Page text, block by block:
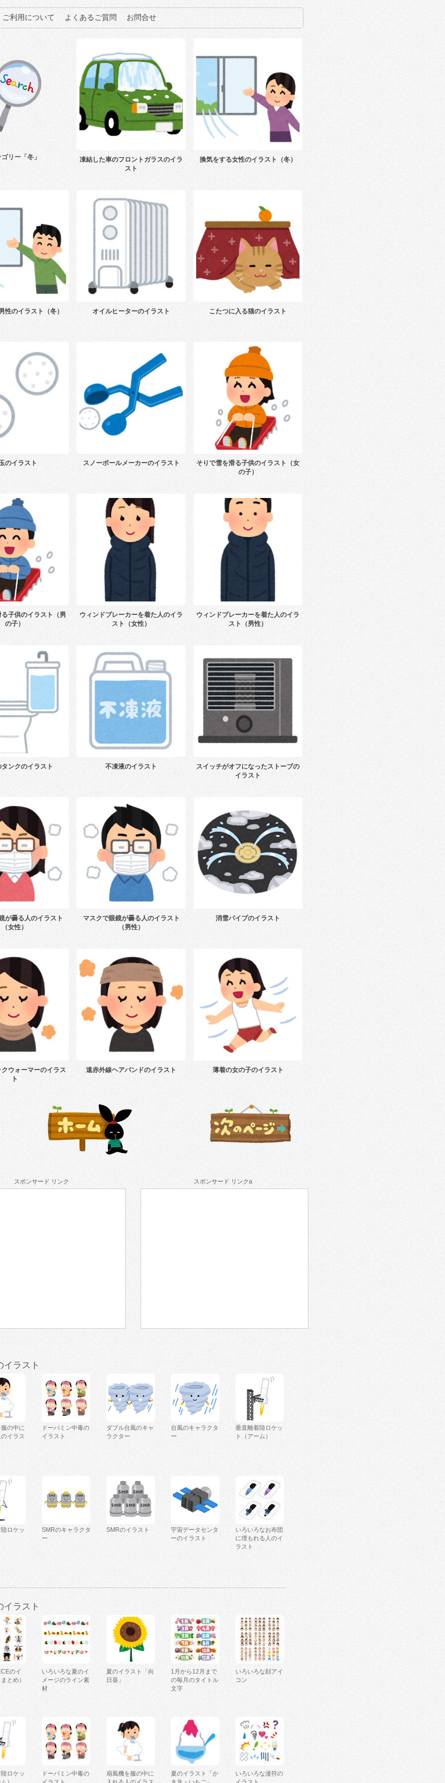
ご利用について よくあるご質問 お問合せ
リー「冬」
凍結した車のフロントガラスのイラ
スト
換気をする女性のイラスト（冬）
性のイラスト（冬） オイルヒーターのイラスト こたつに入る猫のイラスト
のイラスト スノーボールメーカーのイラスト
そりで雪を滑る子供のイラスト（女
の子）
子供のイラスト（男
の子）
ウィンドブレーカーを着た人のイラ
スト（女性）
ウィンドブレーカーを着た人のイラ
スト（男性）
ンクのイラスト 不凍液のイラスト
スイッチがオフになったストーブの
イラスト
が曇る人のイラスト
（女性）
マスクで眼鏡が曇る人のイラスト
（男性）
消雪パイプのイラスト
ウォーマーのイラス
ト
遠赤外線ヘアバンドのイラスト 薄着の女の子のイラスト
スポンサード リンク スポンサード リンクa
イラスト
の中に
イラス
ドーパミン中毒の
イラスト
ダブル台風のキャ
ラクター
台風のキャラクタ
ー
垂直離着陸ロケッ
ト（アーム）
ロケッ
SMRのキャラクタ
ー
SMRのイラスト
宇宙データセンタ
ーのイラスト
いろいろなお布団
に埋もれる人のイ
ラスト
イラスト
のイ
とめ）
いろいろな夏のイ
メージのライン素
材
夏のイラスト「向
日葵」
1月から12月まで
の毎月のタイトル
文字
いろいろな顔アイ
コン
ロケッ
ドーパミン中毒の
扇風機を服の中に
夏のイラスト「か
いろいろな漫符の